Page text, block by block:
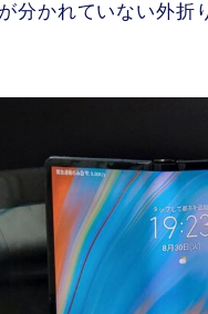
分かれていない外折